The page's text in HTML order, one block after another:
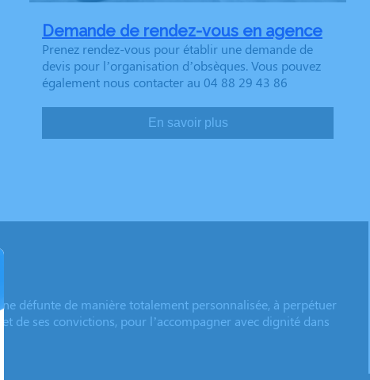
Demande de rendez-vous en agence
Prenez rendez-vous pour établir une demande de
devis pour l’organisation d’obsèques. Vous pouvez
également nous contacter au 04 88 29 43 86
En savoir plus
défunte de manière totalement personnalisée, à perpétuer
de ses convictions, pour l’accompagner avec dignité dans